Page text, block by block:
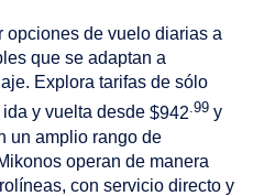
opciones de vuelo diarias a
que se adaptan a
Explora tarifas de sólo
ida y vuelta desde $942 .99 y
un amplio rango de
operan de manera
con servicio directo y